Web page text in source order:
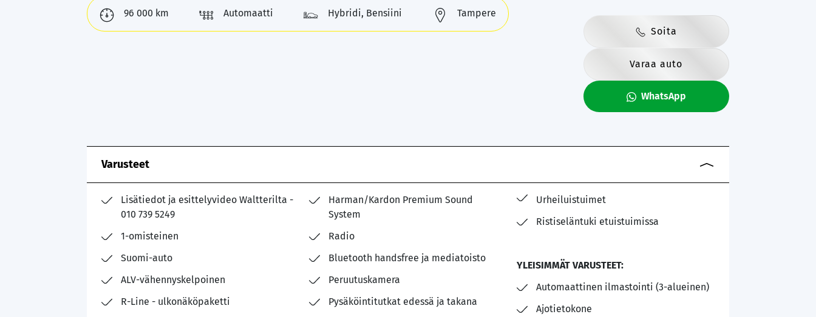
96 000 km Automaatti Hybridi, Bensiini
Tampere
Soita
Varaa auto
WhatsApp
Varusteet
Lisätiedot ja esittelyvideo Waltterilta -
010 739 5249
1-omisteinen
Suomi-auto
ALV-vähennyskelpoinen
R-Line - ulkonäköpaketti
Harman/Kardon Premium Sound
System
Radio
Bluetooth handsfree ja mediatoisto
Peruutuskamera
Pysäköintitutkat edessä ja takana
Urheiluistuimet
Ristiseläntuki etuistuimissa
YLEISIMMÄT VARUSTEET:
Automaattinen ilmastointi (3-alueinen)
Ajotietokone